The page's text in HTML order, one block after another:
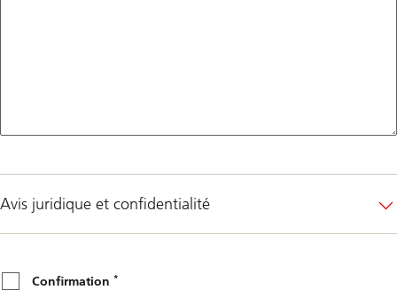
Avis juridique et confidentialité
Confirmation
Confirmation *